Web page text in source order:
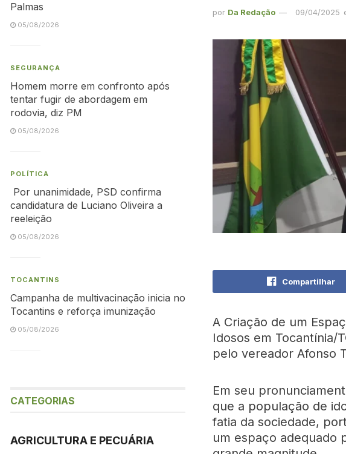
por Da Redação 09/04/2025
Compartilhar
A Criação de um
Idosos em Tocantínia/
pelo vereador Afonso
Em seu
que a população de
fatia da sociedade,
um espaço adequado
Palmas
05/08/2026
SEGURANÇA
Homem morre em confronto após
tentar fugir de abordagem em
rodovia, diz PM
05/08/2026
POLÍTICA
Por unanimidade, PSD confirma
candidatura de Luciano Oliveira a
reeleição
05/08/2026
TOCANTINS
Campanha de multivacinação inicia no
Tocantins e reforça imunização
05/08/2026
CATEGORIAS
AGRICULTURA E PECUÁRIA